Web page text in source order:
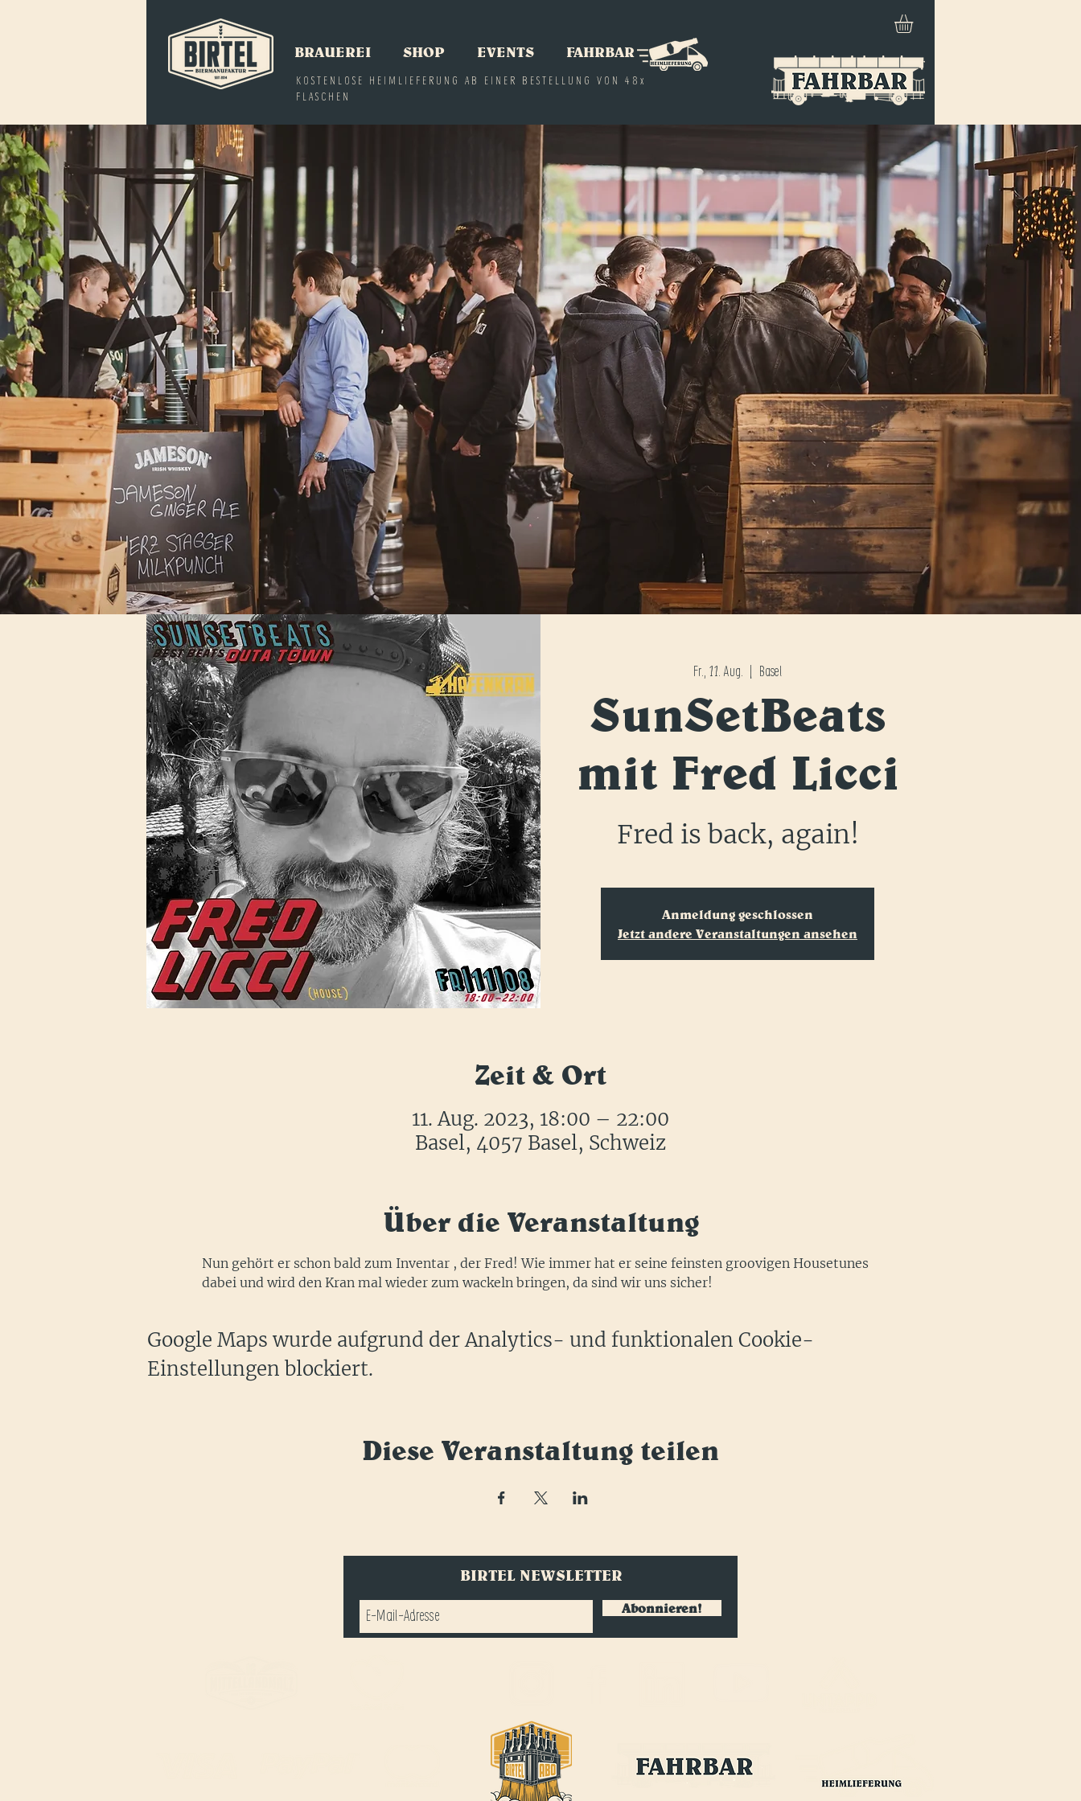
BRAUEREI SHOP EVENTS FAHRBAR
KOSTENLOSE HEIMLIEFERUNG AB EINER BESTELLUNG VON 48x
FLASCHEN
Fr., 11. Aug. Basel
SunSetBeats
mit Fred Licci
Fred is back, again!
Anmeldung geschlossen
Jetzt andere Veranstaltungen ansehen
Zeit & Ort
11. Aug. 2023, 18:00 – 22:00
Basel, 4057 Basel, Schweiz
Über die Veranstaltung
Nun gehört er schon bald zum Inventar , der Fred! Wie immer hat er seine feinsten groovigen Housetunes
dabei und wird den Kran mal wieder zum wackeln bringen, da sind wir uns sicher!
Google Maps wurde aufgrund der Analytics- und funktionalen Cookie-
Einstellungen blockiert.
Diese Veranstaltung teilen
BIRTEL NEWSLETTER
Abonnieren!